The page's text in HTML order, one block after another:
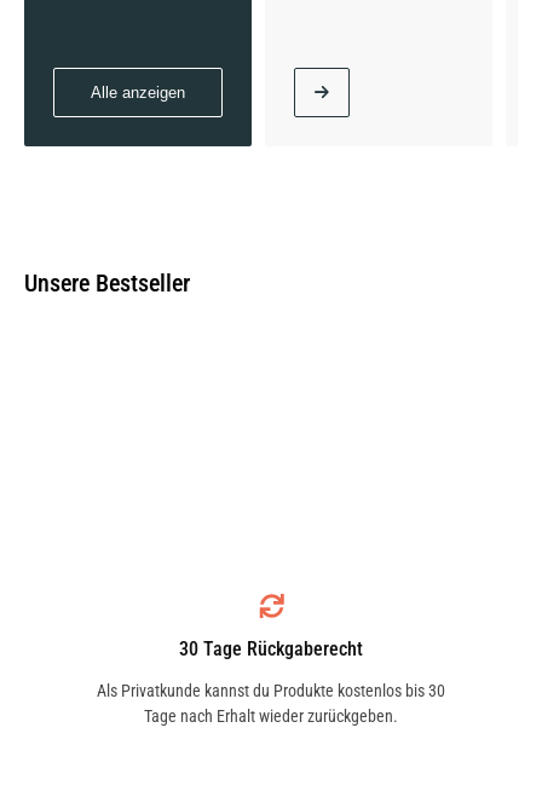
LEVC LEXUS
Alle anzeigen
Unsere Bestseller
30 Tage Rückgaberecht
Als Privatkunde kannst du Produkte kostenlos bis 30
Tage nach Erhalt wieder zurückgeben.